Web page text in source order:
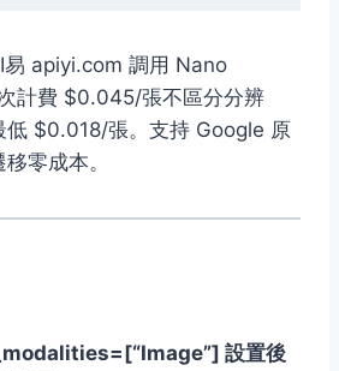
易 apiyi.com 調用 Nano
計費 $0.045/張不區分分辨
低 $0.018/張。支持 Google 原
零成本。
設置後